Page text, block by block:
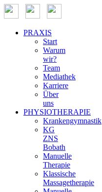
PRAXIS
Start
Warum
wir?
Team
Mediathek
Karriere
Über
uns
PHYSIOTHERAPIE
Krankengymnastik
KG
ZNS
Bobath
Manuelle
Therapie
Klassische
Massagetherapie